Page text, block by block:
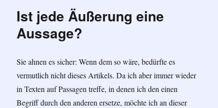
Ist jede Äußerung eine
Aussage?
Sie ahnen es sicher: Wenn dem so wäre, bedürfte es
vermutlich nicht dieses Artikels. Da ich aber immer wieder
in Texten auf Passagen treffe, in denen ich den einen
Begriff durch den anderen ersetze, möchte ich an dieser